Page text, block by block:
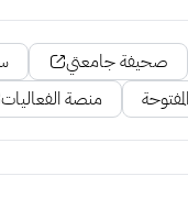
صحيفة جامعتي
منصة الفعاليات